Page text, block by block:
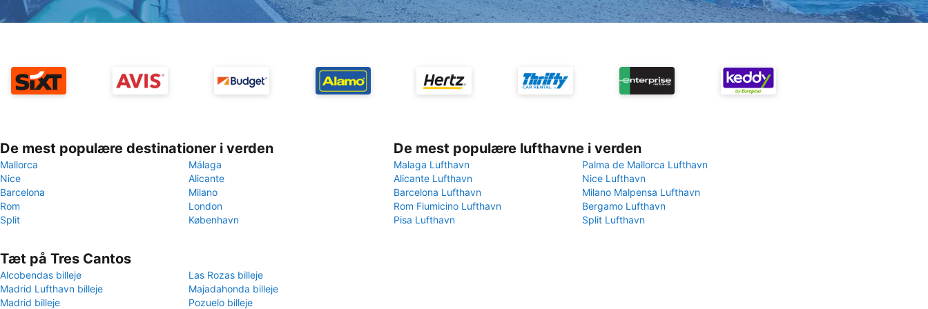
De mest populære destinationer i verden
Mallorca
Málaga
Nice
Alicante
Barcelona
Milano
Rom
London
Split
København
De mest populære lufthavne i verden
Malaga Lufthavn
Palma de Mallorca Lufthavn
Alicante Lufthavn
Nice Lufthavn
Barcelona Lufthavn
Milano Malpensa Lufthavn
Rom Fiumicino Lufthavn
Bergamo Lufthavn
Pisa Lufthavn
Split Lufthavn
Tæt på Tres Cantos
Alcobendas billeje
Las Rozas billeje
Madrid Lufthavn billeje
Majadahonda billeje
Madrid billeje
Pozuelo billeje